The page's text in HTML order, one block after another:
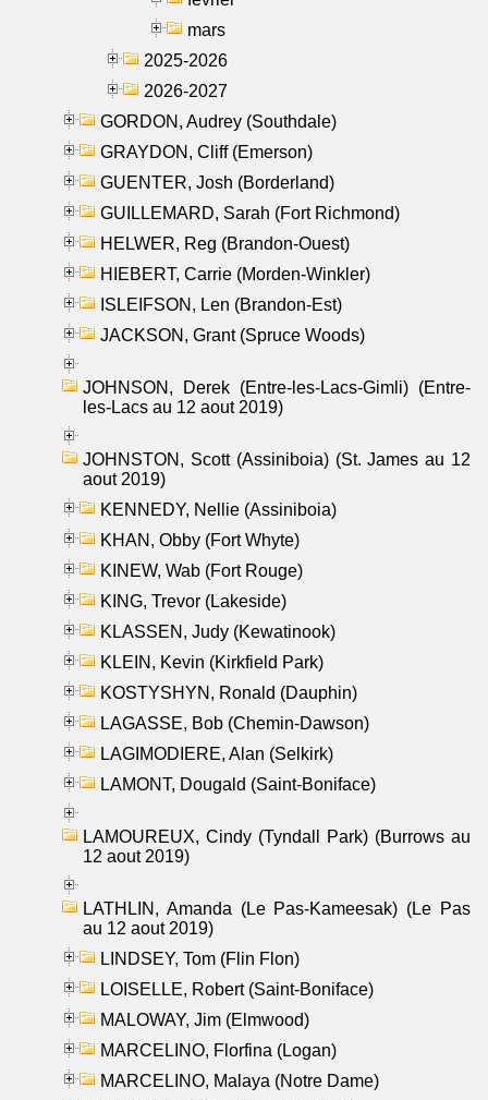
mars
2025-2026
2026-2027
GORDON, Audrey (Southdale)
GRAYDON, Cliff (Emerson)
GUENTER, Josh (Borderland)
GUILLEMARD, Sarah (Fort Richmond)
HELWER, Reg (Brandon-Ouest)
HIEBERT, Carrie (Morden-Winkler)
ISLEIFSON, Len (Brandon-Est)
JACKSON, Grant (Spruce Woods)
JOHNSON, Derek (Entre-les-Lacs-Gimli) (Entre-
les-Lacs au 12 aout 2019)
JOHNSTON, Scott (Assiniboia) (St. James au 12
aout 2019)
KENNEDY, Nellie (Assiniboia)
KHAN, Obby (Fort Whyte)
KINEW, Wab (Fort Rouge)
KING, Trevor (Lakeside)
KLASSEN, Judy (Kewatinook)
KLEIN, Kevin (Kirkfield Park)
KOSTYSHYN, Ronald (Dauphin)
LAGASSE, Bob (Chemin-Dawson)
LAGIMODIERE, Alan (Selkirk)
LAMONT, Dougald (Saint-Boniface)
LAMOUREUX, Cindy (Tyndall Park) (Burrows au
12 aout 2019)
LATHLIN, Amanda (Le Pas-Kameesak) (Le Pas
au 12 aout 2019)
LINDSEY, Tom (Flin Flon)
LOISELLE, Robert (Saint-Boniface)
MALOWAY, Jim (Elmwood)
MARCELINO, Florfina (Logan)
MARCELINO, Malaya (Notre Dame)